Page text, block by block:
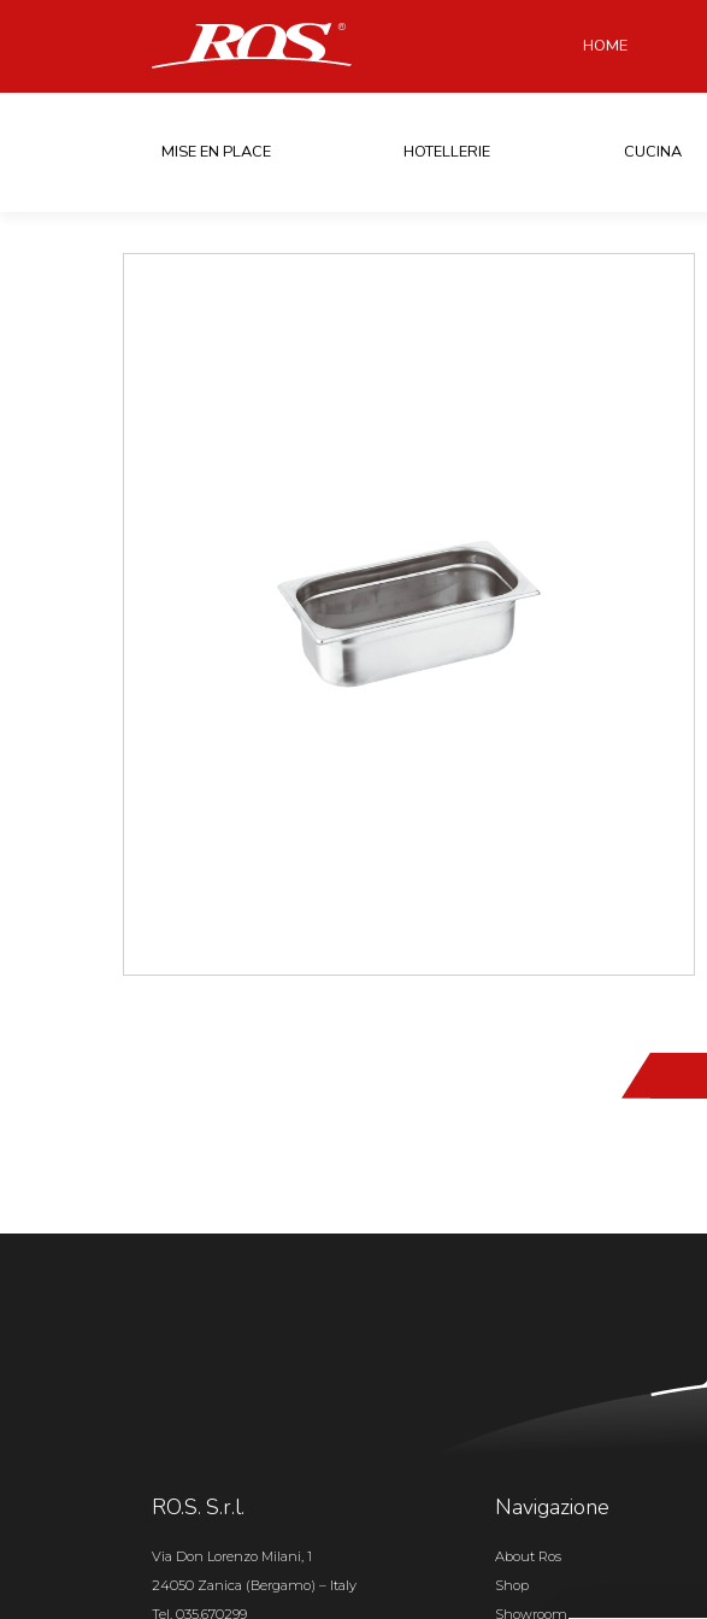
HOME
MISE EN PLACE HOTELLERIE CUCINA
RO.S. S.r.l.
Via Don Lorenzo Milani, 1
24050 Zanica (Bergamo) – Italy
Tel. 035.670299
Navigazione
About Ros
Shop
Showroom